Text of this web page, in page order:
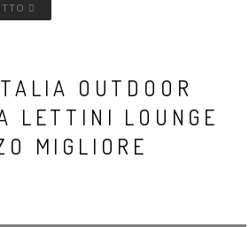
OUTDOOR
LETTINI LOUNGE
MIGLIORE